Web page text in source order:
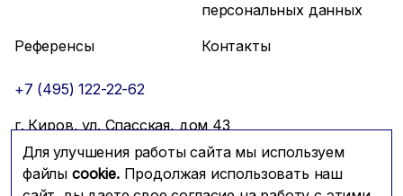
Для улучшения работы сайта мы используем
файлы cookie.Продолжая использовать наш
персональных данных
Референсы
Контакты
+7 (495) 122-22-62
г. Киров, ул. Спасская, дом 43
info@mfmc.ru
Связаться с нами